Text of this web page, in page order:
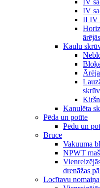
IV
IV
II IV
Kaulu
Kanulēta
Pēda un potīte
Pēdu un
Brūce
Vakuuma
NPWT
drenāžas
Locītavu nomaiņa